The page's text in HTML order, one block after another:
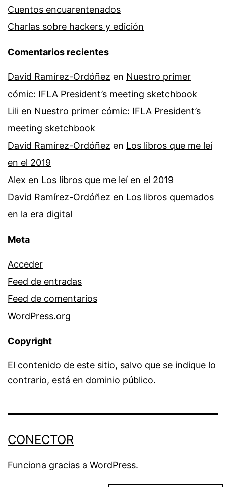
Cuentos encuarentenados
Charlas sobre hackers y edición
Comentarios recientes
David Ramírez-Ordóñez en Nuestro primer
cómic: IFLA President’s meeting sketchbook
Lili en Nuestro primer cómic: IFLA President’s
meeting sketchbook
David Ramírez-Ordóñez en Los libros que me leí
en el 2019
Alex en Los libros que me leí en el 2019
David Ramírez-Ordóñez en Los libros quemados
en la era digital
Meta
Acceder
Feed de entradas
Feed de comentarios
WordPress.org
Copyright
El contenido de este sitio, salvo que se indique lo
contrario, está en dominio público.
CONECTOR
Funciona gracias a WordPress.